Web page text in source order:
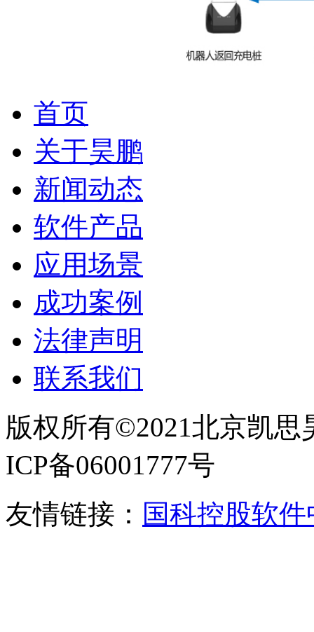
首页
关于昊鹏
新闻动态
软件产品
应用场景
成功案例
法律声明
联系我们
版权所有©2021北京凯
ICP备06001777号
友情链接： 国科控股软件